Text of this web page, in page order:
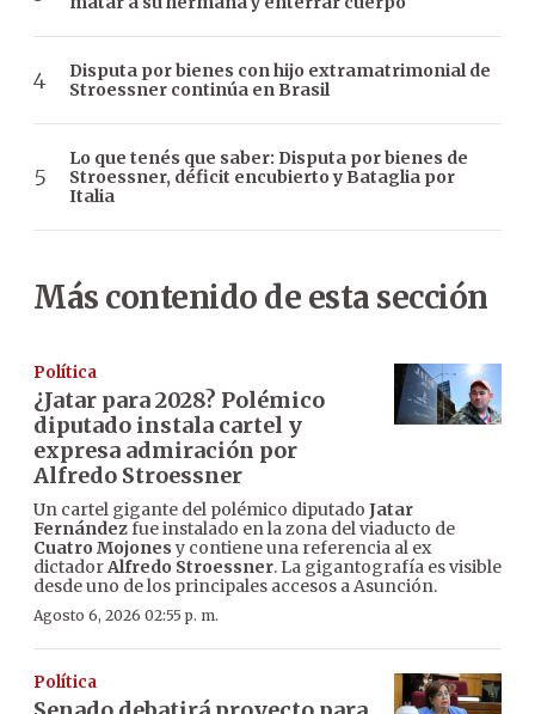
Disputa por bienes con hijo extramatrimonial de
Stroessner continúa en Brasil
Lo que tenés que saber: Disputa por bienes de
Stroessner, déficit encubierto y Bataglia por
Italia
Más contenido de esta sección
Política
¿Jatar para 2028? Polémico
diputado instala cartel y
expresa admiración por
Alfredo Stroessner
Un cartel gigante del polémico diputado Jatar
Fernándezfue instalado en la zona del viaducto de
Cuatro Mojones y contiene una referencia al ex
dictadorAlfredo Stroessner. La gigantografía es visible
desde uno de los principales accesos a Asunción.
Agosto 6, 2026 02:55 p. m.
Política